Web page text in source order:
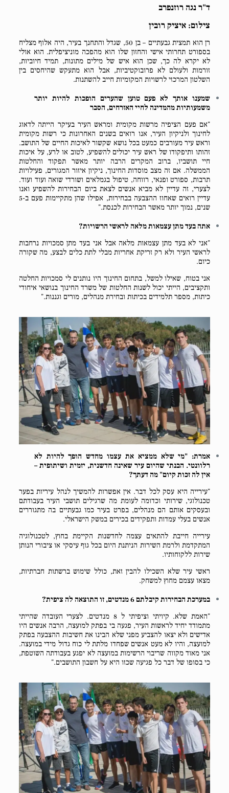
ד"ר נגה רוזנפרב
צילום: איציק רובין
רן הוא תמצית גבעתיים – בן 50, שגדל והתחנך בעיר, היה אלוף מצליח
בספורט תחרותי אישי והחזון שלו הוא מהפכה מוניציפלית. הוא אולי
לא יקרא לה כך, שכן הוא איש של מילים מתונות, תמיד חיוביות,
זורמות ולעולם לא פרובוקטיביות, אבל הוא מתעקש שהיחסים בין
השלטון המרכזי לרשויות המקומיות חייב להשתנות.
שמענו אותך לא פעם טוען שהערים הופכות להיות יותר
משמעותיות מהמדינה לחיי האזרחים, הסבר
"אם פעם הציפיה מרשות מקומית ומראש העיר בעיקר הייתה לדאוג
לחינוך ולניקיון העיר, אנו רואים בשנים האחרונות כי רשות מקומית
וראש עיר מעורבים כמעט בכל נושא שקשור לאיכות החיים של התושב.
זהותו ותיפקודו של ראש עיר יכולים להשפיע, לטוב או לרע, על איכות
חיי תושביו, ברוב המקרים הרבה יותר מאשר תפקוד והחלטות
הממשלה. אם זה מצב מוסדות החינוך, ניקיון איזור המגורים, פעילויות
תרבות, ספורט ופנאי, רווחה, טיפול בגמלאים ושורדי שואה ועוד ועוד.
לצערי, זה עדיין לא מביא אנשים לצאת ביום הבחירות להשפיע ואנו
עדיין רואים שאחוז ההצבעה בבחירות, אפילו שהן מתקיימות פעם ב-5
שנים, נמוך יותר מאשר הבחירות לכנסת."
אתה בעד מתן עצמאות מלאה לראשי הרשויות?
"אני לא בעד מתן עצמאות מלאה אבל אני בעד מתן סמכויות נרחבות
לראשי העיר ולא רק זריקת אחריות מבלי לתת כלים לבצע, מה שקורה
כיום.
אני בטוח, שאילו למשל, בתחום החינוך היו נותנים לי סמכויות החלטה
ותקציבים, הייתי יכול לשנות החלטות של משרד החינוך בנושאי איחודי
כיתות, מספר תלמידים בכיתות ובחירת מנהלים, מורים וגננות."
אמרת: "מי שלא ממציא את עצמו מחדש הופך להיות לא
רלוונטי. הבנתי שהיום עיר שאינה חדשנית, יזמית ושיתופית –
אין לה זכות קיום" מה דעתך?
"עירייה היא עסק לכל דבר. אין אפשרות להמשיך לנהל עיריות בפער
טכנולוגי, שירותי וכדומה לעומת מה שרגילים תושבי העיר בעבודתם
ובעסקים אותם הם מנהלים, בפרט בעיר כמו גבעתיים בה מתגוררים
אנשים בעלי עמדות ותפקידים בכירים במשק הישראלי.
עירייה חייבת להתאים עצמה לחדשנות הקיימת בחוץ, לטכנולוגיה
המתקדמת ולרמת השירות הניתנת היום בכל גוף עיסקי או ציבורי הנותן
שירות ללקוחותיו.
ראשי עיר שלא השכילו להבין זאת, כולל שימוש ברשתות חברתיות,
מצאו עצמם מחוץ למשחק.
במערכת הבחירות קיבלתם 6 מנדטים, זו התוצאה לה ציפית?
"האמת שלא. קיויתי וציפיתי ל 8 מנדטים. לצערי העובדה שהייתי
מתמודד יחיד לראשות העיר, פגעה בי בפתק למועצה, הרבה אנשים היו
אדישים ולא יצאו להצביע מפני שלא הבינו את חשיבות ההצבעה בפתק
למועצה, והיו לא מעט אנשים שפחדו מלתת לי כוח גדול מידי במועצה.
אני מאוד מקווה שריבוי הרשימות במועצה לא יפגע בעבודתה השוטפת,
כי בסופו של דבר כל פגיעה שכזו היא על חשבון התושבים."